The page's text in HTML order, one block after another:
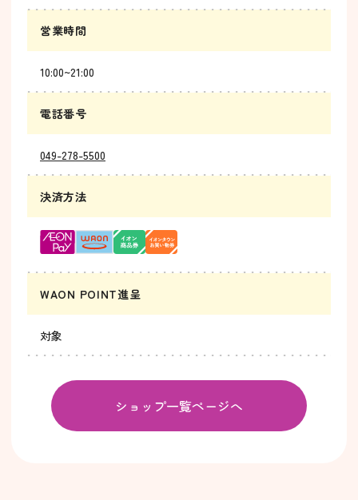
営業時間
10:00~21:00
電話番号
049-278-5500
決済方法
WAON POINT進呈
対象
ショップ一覧ページへ